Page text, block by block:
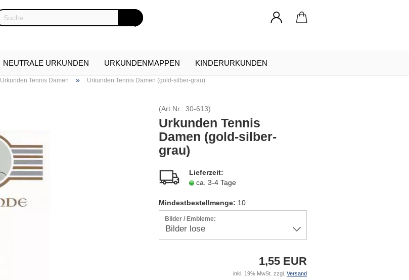
NEUTRALE URKUNDEN URKUNDENMAPPEN KINDERURKUNDEN
Urkunden Tennis Damen » Urkunden Tennis Damen (gold-silber-grau)
(Art.Nr.: 30-613)
Urkunden Tennis
Damen (gold-silber-
grau)
Lieferzeit:
ca. 3-4 Tage
Mindestbestellmenge: 10
Bilder / Embleme:
1,55 EUR
inkl. 19% MwSt. zzgl. Versand